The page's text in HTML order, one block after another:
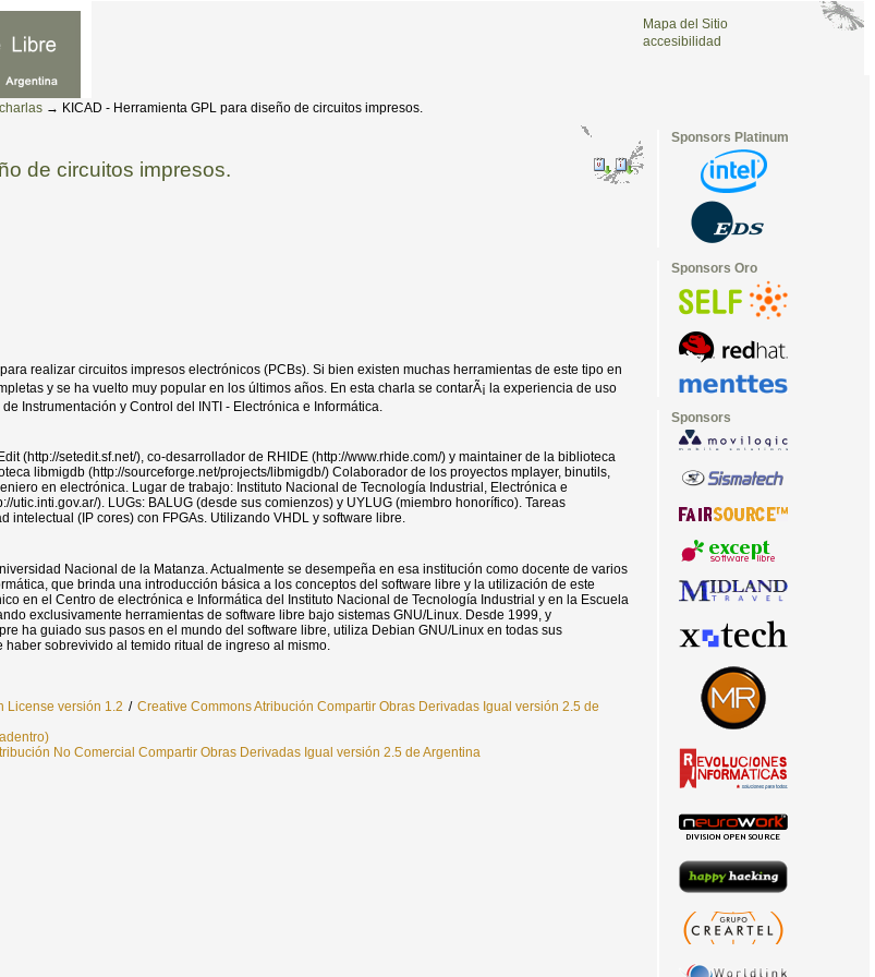
Mapa del Sitio
accesibilidad
→ KICAD - Herramienta GPL para diseño de circuitos impresos.
de circuitos impresos.
realizar circuitos impresos electrónicos (PCBs). Si bien existen muchas herramientas de este tipo en
y se ha vuelto muy popular en los últimos años. En esta charla se contarÃ¡ la experiencia de uso
Instrumentación y Control del INTI - Electrónica e Informática.
(http://setedit.sf.net/), co-desarrollador de RHIDE (http://www.rhide.com/) y maintainer de la biblioteca
libmigdb (http://sourceforge.net/projects/libmigdb/) Colaborador de los proyectos mplayer, binutils,
en electrónica. Lugar de trabajo: Instituto Nacional de Tecnologí­a Industrial, Electrónica e
utic.inti.gov.ar/). LUGs: BALUG (desde sus comienzos) y UYLUG (miembro honorí­fico). Tareas
(IP cores) con FPGAs. Utilizando VHDL y software libre.
Nacional de la Matanza. Actualmente se desempeña en esa institución como docente de varios
que brinda una introducción básica a los conceptos del software libre y la utilización de este
en el Centro de electrónica e Informática del Instituto Nacional de Tecnologí­a Industrial y en la Escuela
exclusivamente herramientas de software libre bajo sistemas GNU/Linux. Desde 1999, y
ha guiado sus pasos en el mundo del software libre, utiliza Debian GNU/Linux en todas sus
sobrevivido al temido ritual de ingreso al mismo.
License versión 1.2 / Creative Commons Atribución Compartir Obras Derivadas Igual versión 2.5 de
No Comercial Compartir Obras Derivadas Igual versión 2.5 de Argentina
Sponsors Platinum
Sponsors Oro
Sponsors